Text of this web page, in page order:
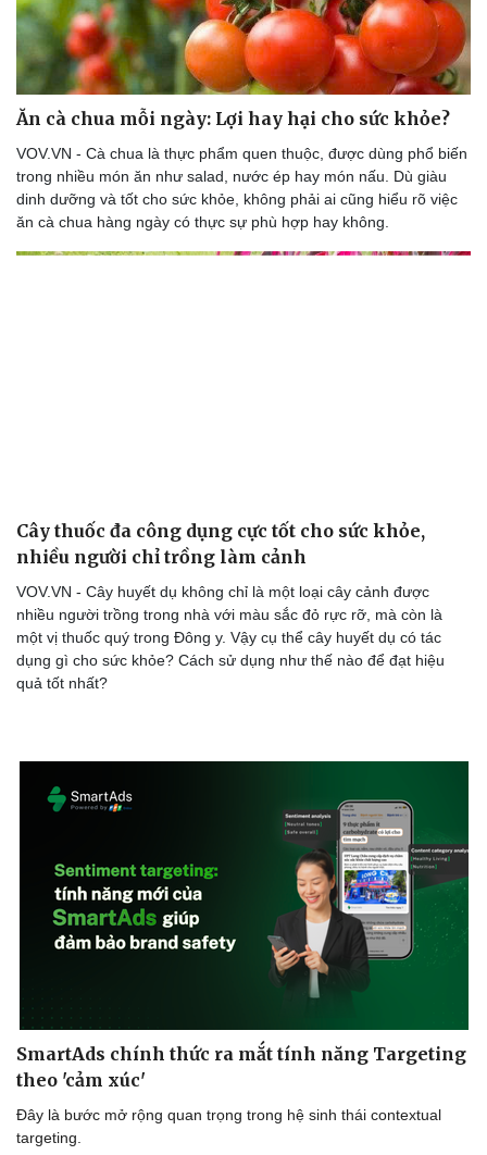
Sức khỏe
Dinh dưỡng - món ngon
Cây thuốc
Nhi khoa
Nam khoa
Làm đẹp - giảm cân
Phòng mạch online
Đời sống
Nhà đẹp
Blog
Tình yêu - Gia đình
Ăn cà chua mỗi ngày: Lợi hay hại cho sức khỏe?
VOV.VN - Cà chua là thực phẩm quen thuộc, được dùng phổ biến
trong nhiều món ăn như salad, nước ép hay món nấu. Dù giàu
dinh dưỡng và tốt cho sức khỏe, không phải ai cũng hiểu rõ việc
ăn cà chua hàng ngày có thực sự phù hợp hay không.
Cây thuốc đa công dụng cực tốt cho sức khỏe,
nhiều người chỉ trồng làm cảnh
VOV.VN - Cây huyết dụ không chỉ là một loại cây cảnh được
nhiều người trồng trong nhà với màu sắc đỏ rực rỡ, mà còn là
một vị thuốc quý trong Đông y. Vậy cụ thể cây huyết dụ có tác
dụng gì cho sức khỏe? Cách sử dụng như thế nào để đạt hiệu
quả tốt nhất?
SmartAds chính thức ra mắt tính năng Targeting
theo 'cảm xúc'
Đây là bước mở rộng quan trọng trong hệ sinh thái contextual
targeting.